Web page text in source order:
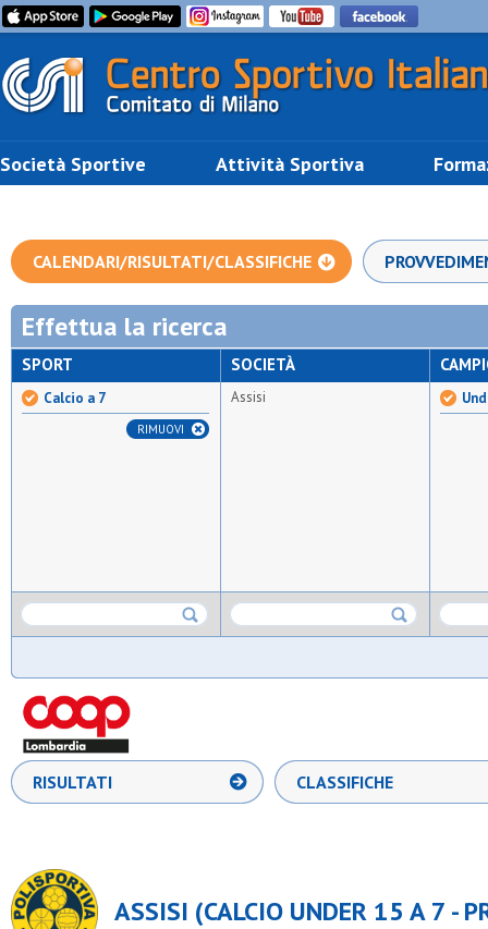
Società Sportive Attività Sportiva
CALENDARI/RISULTATI/CLASSIFICHE
Effettua la ricerca
SPORT
Calcio a 7
RIMUOVI
SOCIETÀ
Assisi
RISULTATI CLASSIFICHE
ASSISI (CALCIO UNDER 15 A 7 -